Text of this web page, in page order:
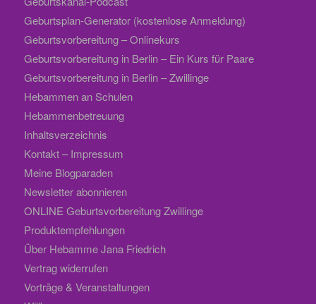
Geburtsplan-Generator (kostenlose Anmeldung)
Geburtsvorbereitung – Onlinekurs
Geburtsvorbereitung in Berlin – Ein Kurs für Paare
Geburtsvorbereitung in Berlin – Zwillinge
Hebammen an Schulen
Hebammenbetreuung
Inhaltsverzeichnis
Kontakt – Impressum
Meine Blogparaden
Newsletter abonnieren
ONLINE Geburtsvorbereitung Zwillinge
Produktempfehlungen
Über Hebamme Jana Friedrich
Vertrag widerrufen
Vorträge & Veranstaltungen